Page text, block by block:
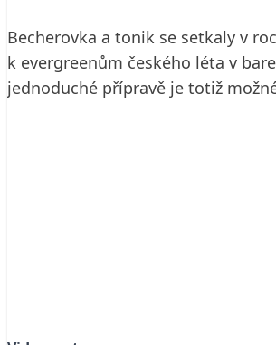
Becherovka a tonik se setkaly v
k evergreenům českého léta v
jednoduché přípravě je totiž